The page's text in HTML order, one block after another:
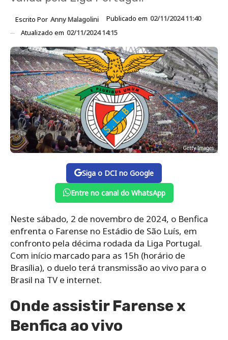
Escrito Por Anny Malagolini Publicado em 02/11/2024 11:40
Atualizado em 02/11/2024 14:15
Getty Images
Siga o DCI no Google
Entre no canal do WhatsApp
Neste sábado, 2 de novembro de 2024, o Benfica
enfrenta o Farense no Estádio de São Luís, em
confronto pela décima rodada da Liga Portugal.
Com início marcado para as 15h (horário de
Brasília), o duelo terá transmissão ao vivo para o
Brasil na TV e internet.
Onde assistir Farense x
Benfica ao vivo